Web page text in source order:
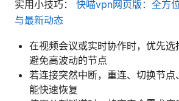
实用小技巧： 快喵vpn网页版：全方
与最新动态
在视频会议或实时协作时，优先选
避免高波动的节点
若连接突然中断，重连、切换节点
能快速恢复